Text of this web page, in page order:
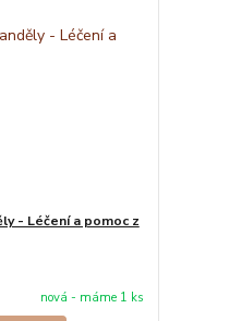
- Léčení a pomoc z
nová - máme 1 ks